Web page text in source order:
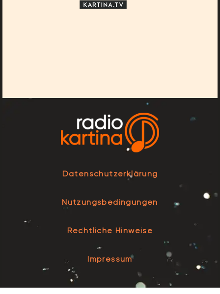
Datenschutzerklärung
Nutzungsbedingungen
Rechtliche Hinweise
Impressum